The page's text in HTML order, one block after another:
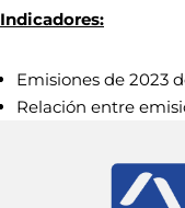
Indicadores:
Emisiones de 2023
Relación entre